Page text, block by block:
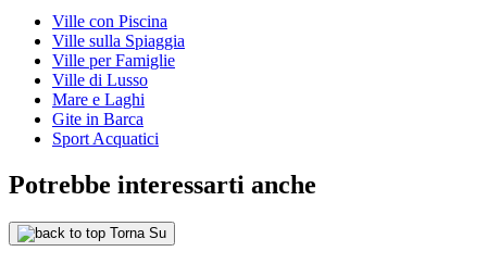
Ville con Piscina
Ville sulla Spiaggia
Ville per Famiglie
Ville di Lusso
Mare e Laghi
Gite in Barca
Sport Acquatici
Potrebbe interessarti anche
Torna Su